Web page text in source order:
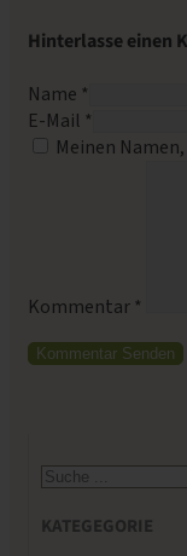
Hinterlasse einen
Name *
E-Mail *
Meinen
Kommentar *
KATEGEGORIE